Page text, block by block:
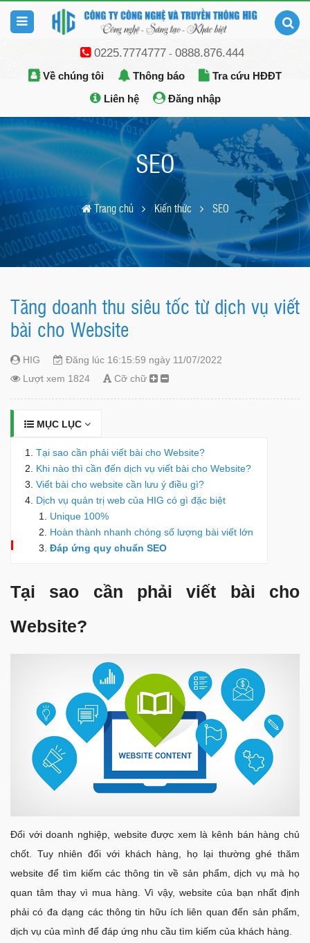
0225.7774777- 0888.876.444
Về chúng tôi Thông báo
Tra cứu HĐĐT
Liên hệ
Đăng nhập
SEO
Trang chủ Kiến thức SEO
Tăng doanh thu siêu tốc từ dịch vụ viết
bài cho Website
HIG
Đăng lúc 16:15:59 ngày 11/07/2022
Lượt xem 1824
Cỡ chữ
MỤC LỤC
Tại sao cần phải viết bài cho Website?
Khi nào thì cần đến dịch vụ viết bài cho Website?
Viết bài cho website cần lưu ý điều gì?
Dịch vụ quản trị web của HIG có gì đặc biệt
Unique 100%
Hoàn thành nhanh chóng số lượng bài viết lớn
Đáp ứng quy chuẩn SEO
Tại sao cần phải viết bài cho
Website?
Đối với doanh nghiệp, website được xem là kênh bán hàng chủ
chốt. Tuy nhiên đối với khách hàng, họ lại thường ghé thăm
website để tìm kiếm các thông tin về sản phẩm, dịch vụ mà họ
quan tâm thay vì mua hàng. Vì vậy, website của bạn nhất định
phải có đa dạng các thông tin hữu ích liên quan đến sản phẩm,
dịch vụ của mình để đáp ứng nhu cầu tìm kiếm của khách hàng.